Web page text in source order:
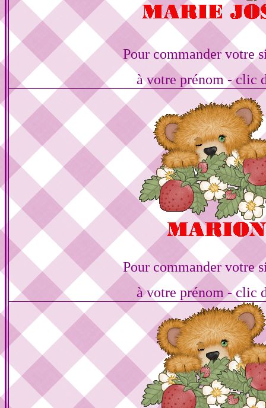
Pour commander votre
à votre prénom - clic
Pour commander votre
à votre prénom - clic